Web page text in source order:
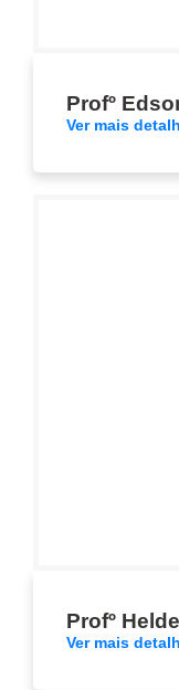
Profº
Ver mais
Profº
Ver mais